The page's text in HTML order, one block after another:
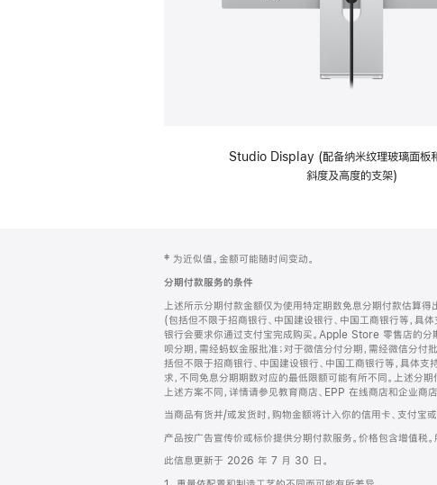
Studio Display (配备纳米纹理玻璃面板
斜度及高度的支架)
页
脚
注
‡ 为近似值。金额可能随时间变动。
分期付款服务的条件
上述所示分期付款金额仅为使用特定期数免息分期付款估算
(包括但不限于招商银行、中国建设银行、中国工商银行等，
银行会要求你通过支付宝完成购买。Apple Store 零售店的
呗分期，需经蚂蚁金服批准；对于微信分付分期，需经微信分
括但不限于招商银行、中国建设银行、中国工商银行等，具体
求，不同免息分期期数对应的最低限额可能有所不同。上述
上述方案不同，详情请参见教育商店、EPP 在线商店和企业
当商品有货并/或发货时，购物金额将计入你的信用卡、支付宝
产品按广告宣传价或标价提供分期付款服务。价格包含增值税
此信息更新于 2026 年 7 月 30 日。